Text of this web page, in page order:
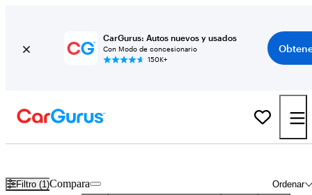
CarGurus: Autos nuevos y usados
Con Modo de concesionario
150K+
Filtro (1) Ordenar
Compara